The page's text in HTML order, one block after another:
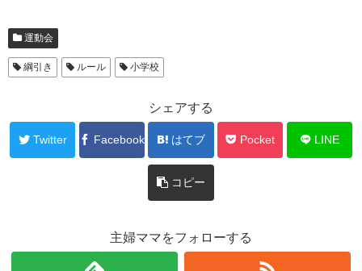
運動会
綱引き ルール 小学校
シェアする
Twitter Facebook はてブ Pocket LINE
コピー
主婦ママをフォローする